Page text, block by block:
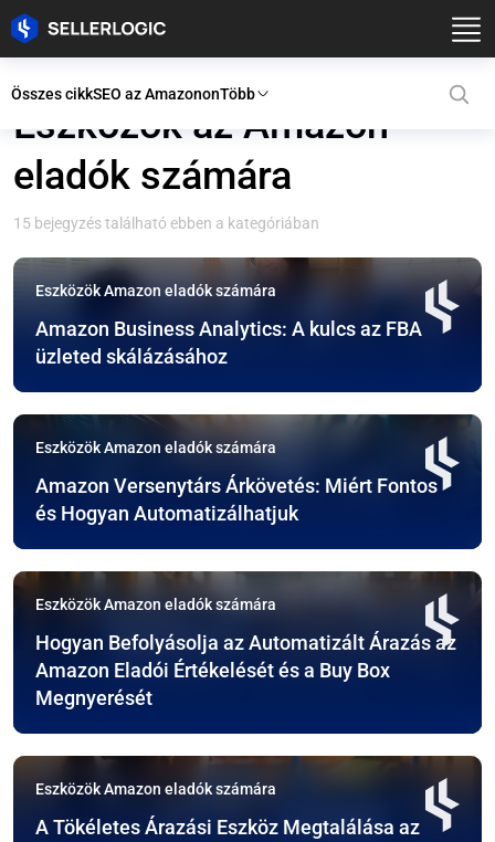
Összes cikkSEO az AmazononTöbb
Eszközök az Amazon
eladók számára
15 bejegyzés található ebben a kategóriában
Eszközök Amazon eladók számára
Amazon Business Analytics: A kulcs az FBA
üzleted skálázásához
Eszközök Amazon eladók számára
Amazon Versenytárs Árkövetés: Miért Fontos
és Hogyan Automatizálhatjuk
Eszközök Amazon eladók számára
Hogyan Befolyásolja az Automatizált Árazás az
Amazon Eladói Értékelését és a Buy Box
Megnyerését
Eszközök Amazon eladók számára
A Tökéletes Árazási Eszköz Megtalálása az